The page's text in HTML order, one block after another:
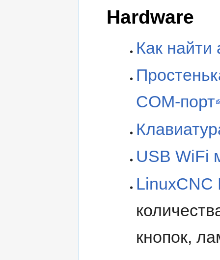
Hardware
Как найти
COM-порт
USB WiFi
LinuxCNC
кнопок,